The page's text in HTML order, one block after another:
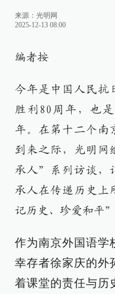
来源： 光明网
2025-12-13 08:00
编者按
今年是中国人民抗
胜利80周年，也
年。在第十二个南
到来之际，光明
承人”系列访谈，
承人在传递历史
记历史、珍爱和平”
作为南京外国语学
幸存者徐家庆的外
着课堂的责任与历